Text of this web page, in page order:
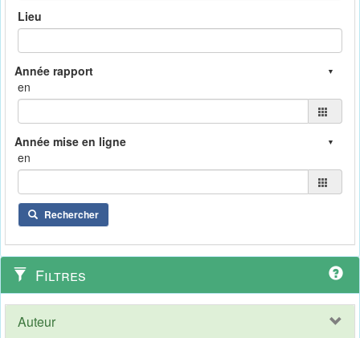
Lieu
en
en
Rechercher
Filtres
Auteur